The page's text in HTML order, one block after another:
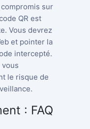
sur
QR est
Vous devrez
et pointer la
intercepté.
le risque de
: FAQ